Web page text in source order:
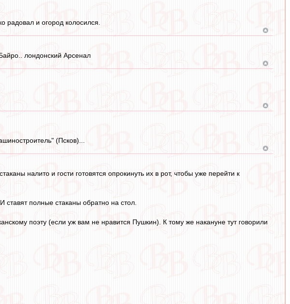
радовал и огород колосился.
лондонский Арсенал
(Псков)...
налито и гости готовятся опрокинуть их в рот, чтобы уже перейти к
полные стаканы обратно на стол.
поэту (если уж вам не нравится Пушкин). К тому же накануне тут говорили